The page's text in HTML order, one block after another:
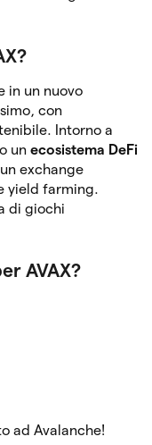
in un nuovo
con
Intorno a
un ecosistema DeFi
exchange
yield farming.
di giochi
AVAX?
ad Avalanche!